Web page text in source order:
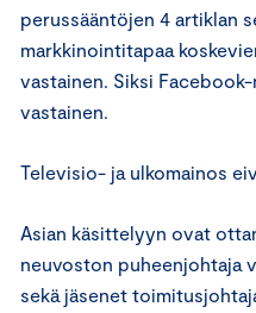
perussääntöjen 4 artiklan
markkinointitapaa
vastainen. Siksi
vastainen.
Televisio- ja ulkomainos
Asian käsittelyyn ovat
neuvoston puheenjohtaja
sekä jäsenet